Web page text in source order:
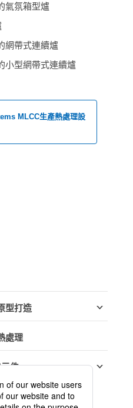
氣氛箱型爐
網帶式連續爐
小型網帶式連續爐
MLCC生產熱處理設
型打造
處理
件